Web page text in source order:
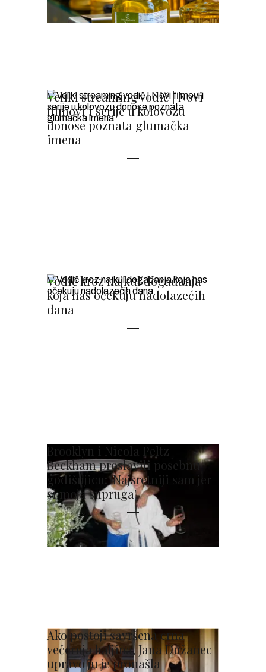
Veliki streaming vodič | Novi
filmovi i serije u kolovozu
donose poznata glumačka
imena
Vodič kroz najkul događanja
koja nas očekuju nadolazećih
dana
Brooklyn i Nicola Peltz
Beckham proslavili posebnu
godišnjicu: 'Najsretniji sam jer
si moja supruga'
Ako postoji savršena crna
večernja haljina, Jana Dužanec
upravo ju je pronašla